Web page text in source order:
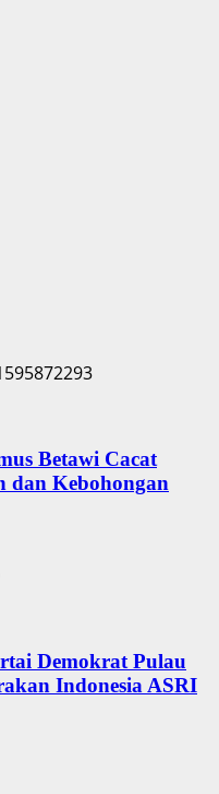
Betawi Cacat
dan Kebohongan
Demokrat Pulau
Indonesia ASRI